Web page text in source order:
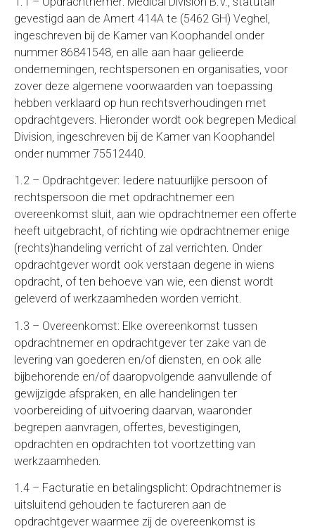
gevestigd aan de Amert 414A te (5462 GH) Veghel,
ingeschreven bij de Kamer van Koophandel onder
nummer 86841548, en alle aan haar gelieerde
ondernemingen, rechtspersonen en organisaties, voor
zover deze algemene voorwaarden van toepassing
hebben verklaard op hun rechtsverhoudingen met
opdrachtgevers. Hieronder wordt ook begrepen Medical
Division, ingeschreven bij de Kamer van Koophandel
onder nummer 75512440.
1.2 – Opdrachtgever: Iedere natuurlijke persoon of
rechtspersoon die met opdrachtnemer een
overeenkomst sluit, aan wie opdrachtnemer een offerte
heeft uitgebracht, of richting wie opdrachtnemer enige
(rechts)handeling verricht of zal verrichten. Onder
opdrachtgever wordt ook verstaan degene in wiens
opdracht, of ten behoeve van wie, een dienst wordt
geleverd of werkzaamheden worden verricht.
1.3 – Overeenkomst: Elke overeenkomst tussen
opdrachtnemer en opdrachtgever ter zake van de
levering van goederen en/of diensten, en ook alle
bijbehorende en/of daaropvolgende aanvullende of
gewijzigde afspraken, en alle handelingen ter
voorbereiding of uitvoering daarvan, waaronder
begrepen aanvragen, offertes, bevestigingen,
opdrachten en opdrachten tot voortzetting van
werkzaamheden.
1.4 – Facturatie en betalingsplicht: Opdrachtnemer is
uitsluitend gehouden te factureren aan de
opdrachtgever waarmee zij de overeenkomst is